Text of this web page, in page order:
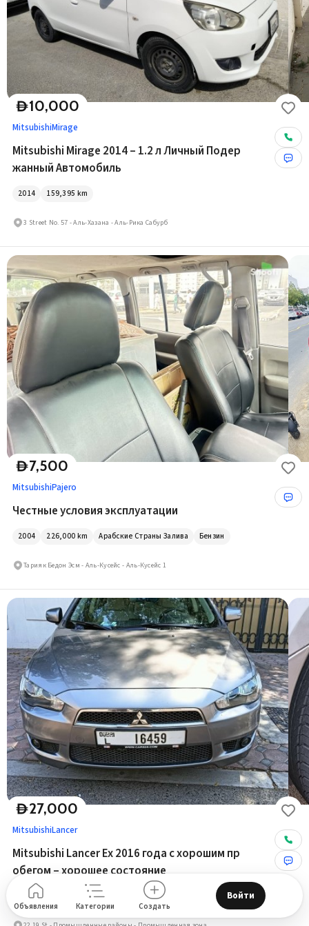
Объявления Категории Создать
Войти
D10,000
MitsubishiMirage
Mitsubishi Mirage 2014 – 1.2 л Личный Подер
жанный Автомобиль
2014 159,395 km
3 Street No. 57 - Аль-Хазана - Аль-Рика Сабурб
D7,500
MitsubishiPajero
Честные условия эксплуатации
2004 226,000 km Арабские Страны Залива Бензин
Тарияк Бедон Эсм - Аль-Кусейс - Аль-Кусейс 1
D27,000
MitsubishiLancer
Mitsubishi Lancer Ex 2016 года с хорошим пр
обегом – хорошее состояние
2016 Арабские Страны Залива Бензин